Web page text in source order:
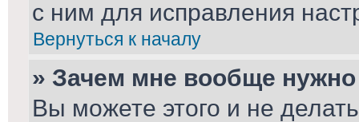
с ним для исправления
Вернуться к началу
» Зачем мне вообще нужно
Вы можете этого и не